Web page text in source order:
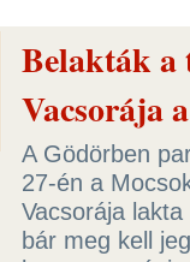
Belakták a
Vacsorája
A Gödörben
27-én a
Vacsorája
bár meg kell